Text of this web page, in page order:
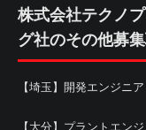
株式会社テクノ
グ社のその他募
【埼玉】開発エンジニ
【大分】プラントエン